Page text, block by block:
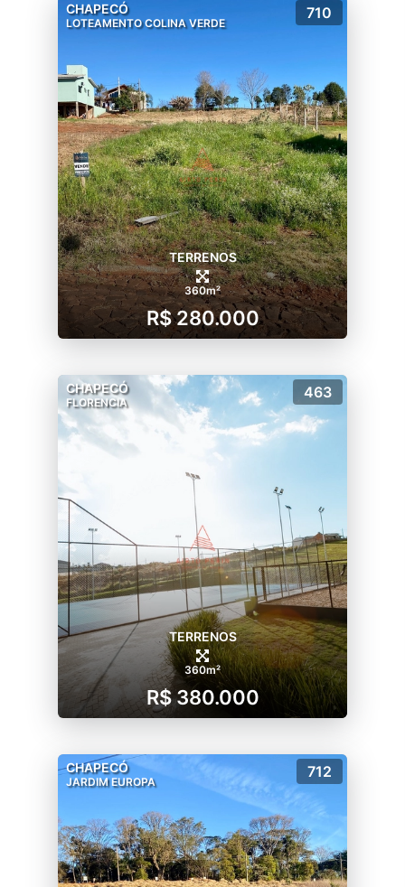
CHAPECÓ
LOTEAMENTO COLINA VERDE
710
TERRENOS
360m²
R$ 280.000
CHAPECÓ
FLORENCIA
463
TERRENOS
360m²
R$ 380.000
CHAPECÓ
JARDIM EUROPA
712